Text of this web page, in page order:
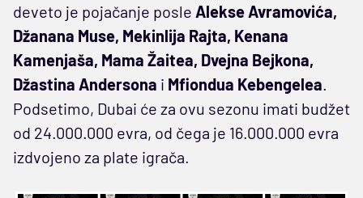
deveto je pojačanje posle Alekse Avramovića,
Džanana Muse, Mekinlija Rajta, Kenana
Kamenjaša, Mama Žaitea, Dvejna Bejkona,
Džastina Andersona i Mfiondua Kebengelea
Podsetimo, Dubai će za ovu sezonu imati budžet
od 24.000.000 evra, od čega je 16.000.000 evra
izdvojeno za plate igrača.